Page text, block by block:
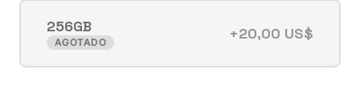
256GB
AGOTADO +20,00 US$
Variante